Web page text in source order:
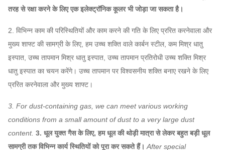
मुख्य शाफ्ट
कार्बन संरचनात्मक
स्टेनलेस स्टील ...
सहनशीलता
FAG, SKF, NSK,
ZWZ…
केन्द्रापसारक
प्रशंसक
ऐच्छिक
अवयव
सिस्टम बेस फ्रेम, सुरक्षात्मक स्क्रीनिंग, साइलेंसर,
इनलेट और आउटलेट पाइपलाइन कम्पेसाटर,
इनलेट और आउटलेट निकला हुआ किनारा, स्पंज,
इलेक्ट्रिक एक्चुएटर, शॉक आइसोलेटर, डायफ्राम
कपलिंग, फ्लुइड कपलिंग, मोटर रेन कवर, टेम्परेचर
सेंसर, वाइब्रेटिंग सेंसर, सॉफ्ट स्टार्टर, इन्वर्टर,
तरह से रक्षा करने के लिए एक इलेक्ट्रॉनिक कूलर भी जोड़ा जा सकता है।
2. विभिन्न काम की परिस्थितियों और काम करने की गति के लिए प्ररित करनेवाला और
मुख्य शाफ्ट की सामग्री के लिए, हम उच्च शक्ति वाले कार्बन स्टील, कम मिश्र धातु
इस्पात, उच्च तापमान मिश्र धातु इस्पात, उच्च तापमान प्रतिरोधी उच्च शक्ति मिश्र
धातु इस्पात का चयन करेंगे। उच्च तापमान पर विश्वसनीय शक्ति बनाए रखने के लिए
प्ररित करनेवाला और मुख्य शाफ्ट।
3. For dust-containing gas, we can meet various working
conditions from a small amount of dust to a very large dust
content. 3. धूल युक्त गैस के लिए, हम धूल की थोड़ी मात्रा से लेकर बहुत बड़ी धूल
सामग्री तक विभिन्न कार्य स्थितियों को पूरा कर सकते हैं। After special